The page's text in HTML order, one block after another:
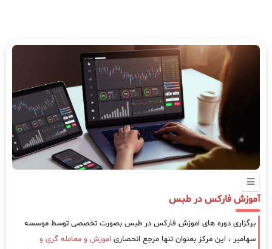
آموزش فارکس در طبس
برگزاری دوره های اموزش فارکس در طبس بصورت تخصصی توسط موسسه
سهامیر ، این مرکز بعنوان تنها مرجع انحصاری اموزش و معامله گری و